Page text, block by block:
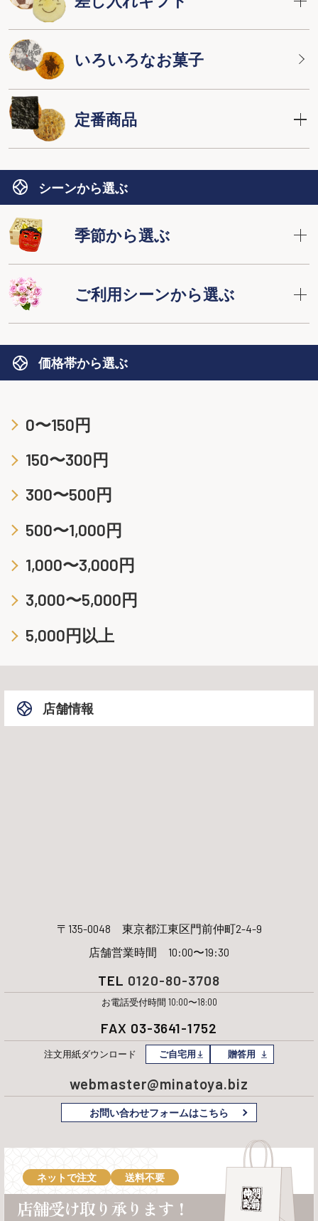
いろいろなお菓子
定番商品
シーンから選ぶ
季節から選ぶ
ご利用シーンから選ぶ
価格帯から選ぶ
0〜150円
150〜300円
300〜500円
500〜1,000円
1,000〜3,000円
3,000〜5,000円
5,000円以上
店舗情報
〒135-0048 東京都江東区門前仲町2-4-9
店舗営業時間 10:00〜19:30
TEL 0120-80-3708
お電話受付時間 10:00〜18:00
FAX 03-3641-1752
注文用紙ダウンロード ご自宅用 贈答用
webmaster@minatoya.biz
お問い合わせフォームはこちら
ネットで注文 送料不要
店舗受け取り承ります！